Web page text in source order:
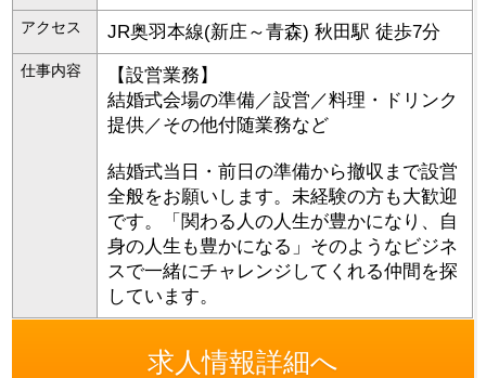
アクセス JR奥羽本線(新庄～青森) 秋田駅 徒歩7分
仕事内容
【設営業務】
結婚式会場の準備／設営／料理・ドリンク
提供／その他付随業務など
結婚式当日・前日の準備から撤収まで設営
全般をお願いします。未経験の方も大歓迎
です。「関わる人の人生が豊かになり、自
身の人生も豊かになる」そのようなビジネ
スで一緒にチャレンジしてくれる仲間を探
しています。
求人情報詳細へ